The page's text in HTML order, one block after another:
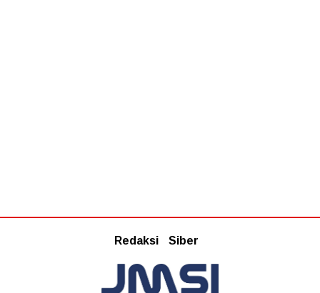
Redaksi Siber